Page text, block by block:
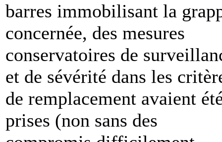
barres immobilisant la
concernée, des mesures
conservatoires de
et de sévérité dans les
de remplacement avaient
prises (non sans des